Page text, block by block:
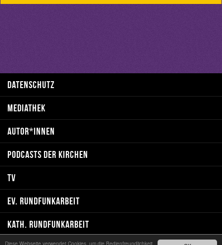
Diese Webseite verwendet Cookies, um die Bedienfreundlichkeit
DATENSCHUTZ
MEDIATHEK
AUTOR*INNEN
PODCASTS DER KIRCHEN
TV
EV. RUNDFUNKARBEIT
KATH. RUNDFUNKARBEIT